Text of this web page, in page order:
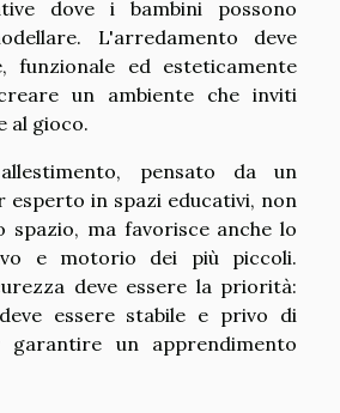
dove i bambini possono
L'arredamento deve
funzionale ed esteticamente
un ambiente che inviti
al gioco.
pensato da un
in spazi educativi, non
spazio, ma favorisce anche lo
e motorio dei più piccoli.
deve essere la priorità:
essere stabile e privo di
garantire un apprendimento